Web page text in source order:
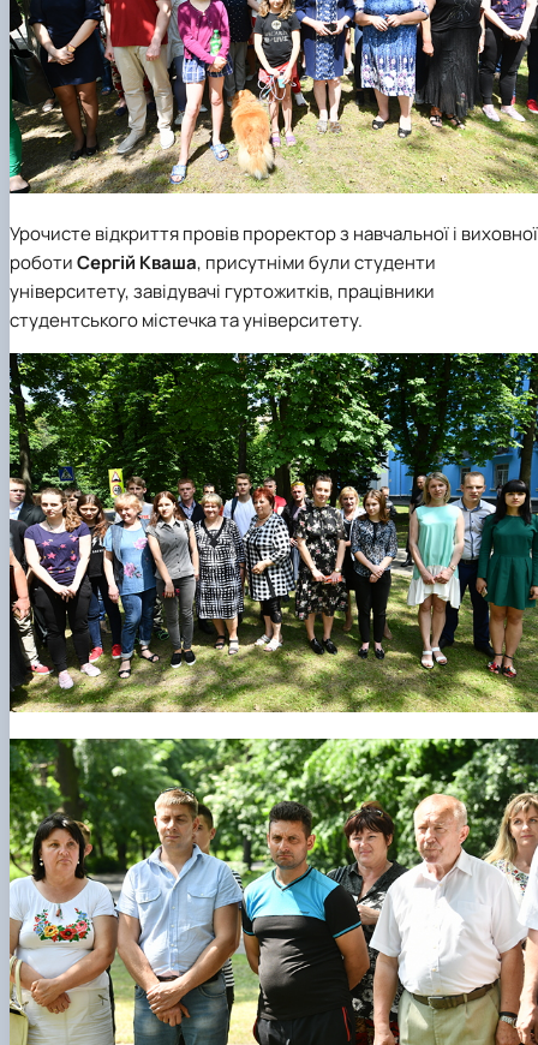
Урочисте відкриття провів проректор з навчальної і виховної
роботиСергій Кваша, присутніми були студенти
університету, завідувачі гуртожитків, працівники
студентського містечка та університету.